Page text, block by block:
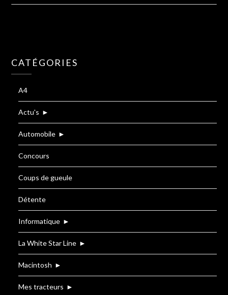
CATÉGORIES
A4
Actu's ►
Automobile ►
Concours
Coups de gueule
Détente
Informatique ►
La White Star Line ►
Macintosh ►
Mes tracteurs ►